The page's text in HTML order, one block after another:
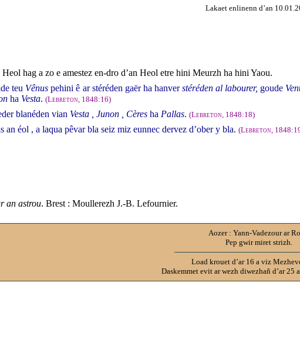
Lakaet enlinenn d’an
hag a zo e amestez en-dro d’an Heol etre hini Meurzh ha hini Yaou.
teu Vênus pehini ê ar stéréden gaër ha hanverstéréden al labourer, goude
ha Vesta. (Lebreton, 1848:16)
blanéden vian Vesta , Junon , Cères ha Pallas. (Lebreton, 1848:18)
an éol , a laqua pêvar bla seiz miz eunnec dervez d’ober y bla. (Lebreton,
an astrou. Brest : Moullerezh J.-B. Lefournier.
Aozer : Yann-Vadezour ar
Pep gwir miret strizh.
Load krouet d’ar 16 a viz
Daskemmet evit ar wezh diwezhañ d’ar 25